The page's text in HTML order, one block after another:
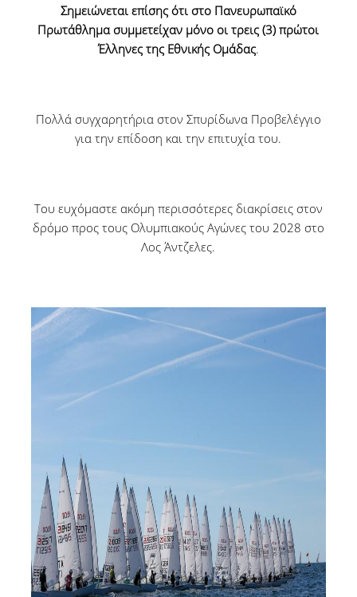
Επιδόματα & Υποτροφίες
Υποτροφίες
Οικονομικές Ενισχύσεις
Αγγλικά
Πολιτιστικές Δραστηριότητες
Νέα
Σημειώνεται επίσης ότι στο Πανευρωπαϊκό
Πρωτάθλημα συμμετείχαν μόνο οι τρεις (3) πρώτοι
Έλληνες της Εθνικής Ομάδας.
Πολλά συγχαρητήρια στον Σπυρίδωνα Προβελέγγιο
για την επίδοση και την επιτυχία του.
Του ευχόμαστε ακόμη περισσότερες διακρίσεις στον
δρόμο προς τους Ολυμπιακούς Αγώνες του 2028 στο
Λος Άντζελες.